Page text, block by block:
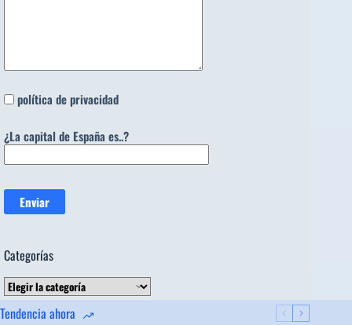
política de privacidad
¿La capital de España es..?
Categorías
Categorías
Tendencia ahora